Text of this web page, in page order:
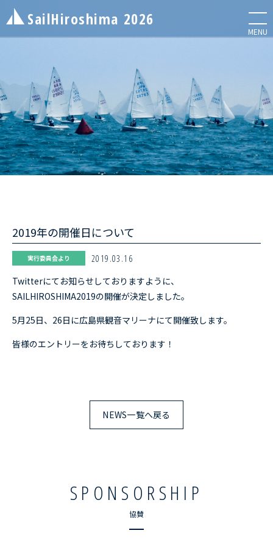
SailHiroshima 2026
MENU
メニ
NEWS お知らせ
INFORMATION
RESULTS
ACCESS アクセス
2019年の開催日について
実行委員会より 2019.03.16
Twitterにてお知らせしておりますように、
SAILHIROSHIMA2019の開催が決定しました。
5月25日、26日に広島県観音マリーナにて開催致します。
皆様のエントリーをお待ちしております！
NEWS一覧へ戻る
SPONSORSHIP
協賛